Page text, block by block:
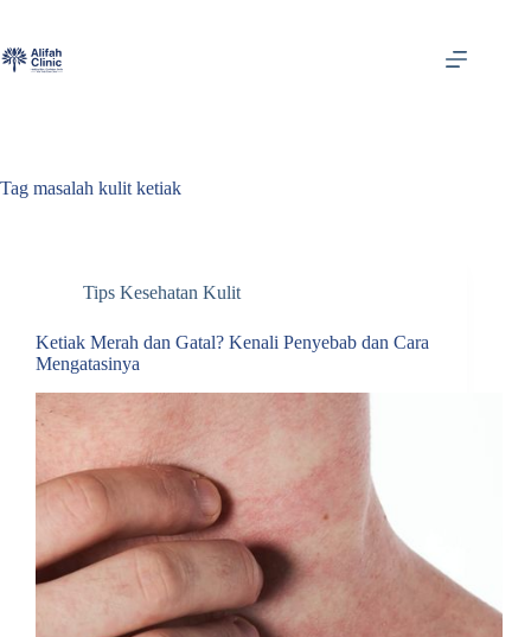
content
Tag masalah kulit ketiak
Tips Kesehatan Kulit
Ketiak Merah dan Gatal? Kenali Penyebab dan Cara
Mengatasinya